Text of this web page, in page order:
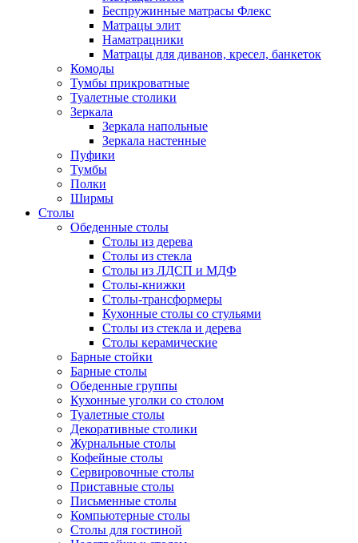
Беспружинные матрасы Флекс
Матрацы элит
Наматрацники
Матрацы для диванов, кресел, банкеток
Комоды
Тумбы прикроватные
Туалетные столики
Зеркала
Зеркала напольные
Зеркала настенные
Пуфики
Тумбы
Полки
Ширмы
Столы
Обеденные столы
Столы из дерева
Столы из стекла
Столы из ЛДСП и МДФ
Столы-книжки
Столы-трансформеры
Кухонные столы со стульями
Столы из стекла и дерева
Столы керамические
Барные стойки
Барные столы
Обеденные группы
Кухонные уголки со столом
Туалетные столы
Декоративные столики
Журнальные столы
Кофейные столы
Сервировочные столы
Приставные столы
Письменные столы
Компьютерные столы
Столы для гостиной